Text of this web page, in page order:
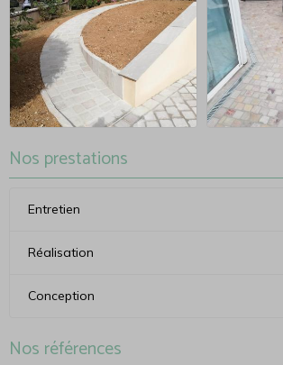
Nos prestations
Entretien
Réalisation
Conception
Nos références